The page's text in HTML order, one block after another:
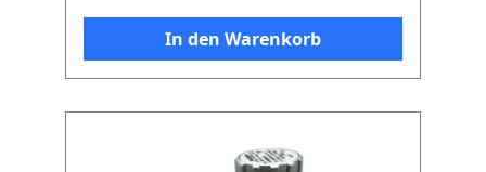
In den Warenkorb